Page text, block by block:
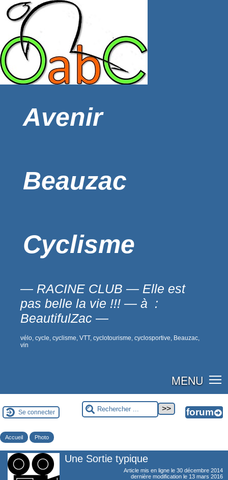
Avenir
Beauzac
Cyclisme
— RACINE CLUB — Elle est
pas belle la vie !!! — à :
BeautifulZac —
vélo, cycle, cyclisme, VTT, cyclotourisme, cyclosportive, Beauzac,
vin
MENU
Se connecter
Accueil Photo
Une Sortie typique
Article mis en ligne le 30 décembre 2014
dernière modification le 13 mars 2016